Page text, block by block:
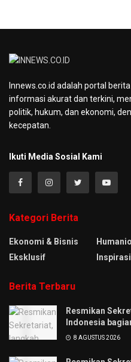
Innews.co.id adalah portal
informasi akurat dan terkini,
politik, hukum, dan ekonomi,
kecepatan.
Ikuti Media Sosial Kami
Kategori Berita
Ekonomi & Bisnis
Eksklusif
Inspirasi
Berita Terbaru
Resmikan
Indonesia
8 AGUSTUS 2026